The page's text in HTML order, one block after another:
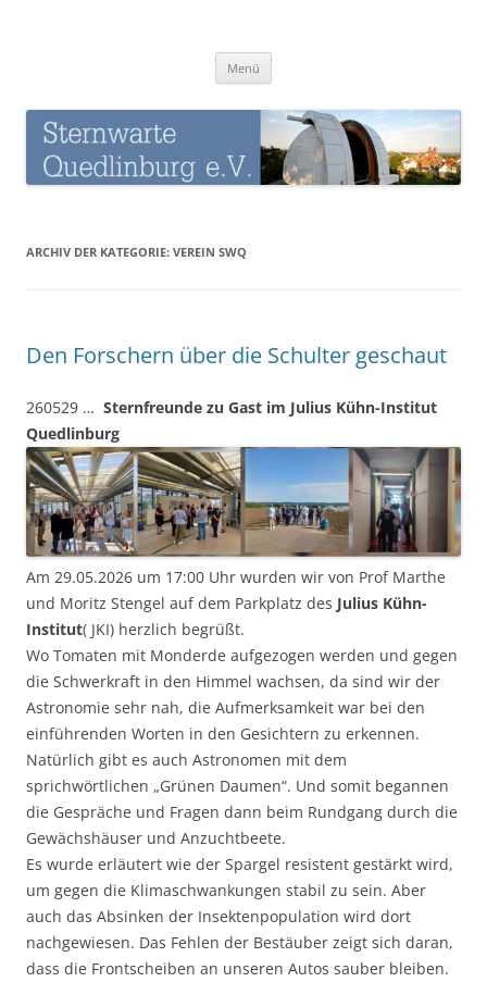
Menü
ARCHIV DER KATEGORIE: VEREIN SWQ
Den Forschern über die Schulter geschaut
260529 … Sternfreunde zu Gast im Julius Kühn-Institut
Quedlinburg
Am 29.05.2026 um 17:00 Uhr wurden wir von Prof Marthe
und Moritz Stengel auf dem Parkplatz des Julius Kühn-
Institut( JKI) herzlich begrüßt.
Wo Tomaten mit Monderde aufgezogen werden und gegen
die Schwerkraft in den Himmel wachsen, da sind wir der
Astronomie sehr nah, die Aufmerksamkeit war bei den
einführenden Worten in den Gesichtern zu erkennen.
Natürlich gibt es auch Astronomen mit dem
sprichwörtlichen „Grünen Daumen“. Und somit begannen
die Gespräche und Fragen dann beim Rundgang durch die
Gewächshäuser und Anzuchtbeete.
Es wurde erläutert wie der Spargel resistent gestärkt wird,
um gegen die Klimaschwankungen stabil zu sein. Aber
auch das Absinken der Insektenpopulation wird dort
nachgewiesen. Das Fehlen der Bestäuber zeigt sich daran,
dass die Frontscheiben an unseren Autos sauber bleiben.